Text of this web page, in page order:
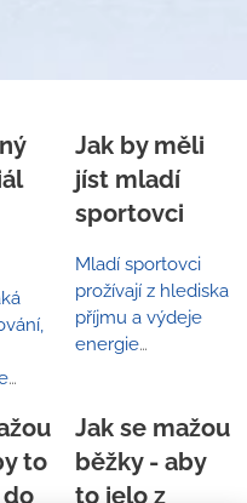
Jak by měli
jíst mladí
sportovci
Mladí sportovci
prožívají z hlediska
příjmu a výdeje
energie
života. Základem
úspěchu je si toto
uvědomit a
to
Jak se mažou
běžky - aby
to jelo z